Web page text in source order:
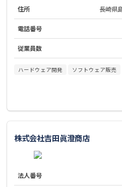
住所 長崎県
電話番号
従業員数
ハードウェア開発 ソフトウェア販売
株式会社吉田眞澄商店
法人番号